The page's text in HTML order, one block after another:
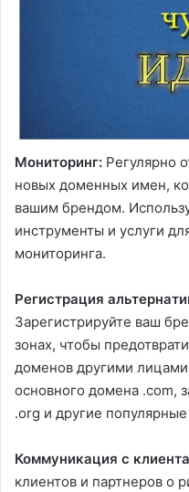
Мониторинг: Регулярно
новых доменных имен,
вашим брендом.
инструменты и услуги
мониторинга.
Регистрация
Зарегистрируйте ваш
зонах, чтобы
доменов другими
основного домена .com,
.org и другие
Коммуникация с
клиентов и партнеров о